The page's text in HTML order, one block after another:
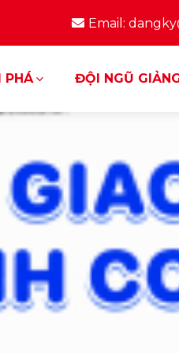
Email:
PHÁ ĐỘI NGŨ